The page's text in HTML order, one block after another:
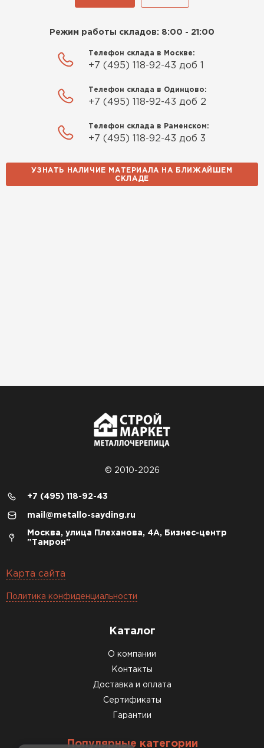
Режим работы складов: 8:00 - 21:00
Телефон склада в Москве:
+7 (495) 118-92-43 доб 1
Телефон склада в Одинцово:
+7 (495) 118-92-43 доб 2
Телефон склада в Раменском:
+7 (495) 118-92-43 доб 3
УЗНАТЬ НАЛИЧИЕ МАТЕРИАЛА НА БЛИЖАЙШЕМ
СКЛАДЕ
© 2010-2026
+7 (495) 118-92-43
mail@metallo-sayding.ru
Москва, улица Плеханова, 4А, Бизнес-центр
"Тамрон"
Карта сайта
Политика конфиденциальности
Каталог
О компании
Контакты
Доставка и оплата
Сертификаты
Гарантии
Популярные категории